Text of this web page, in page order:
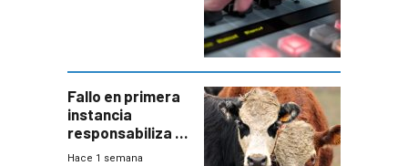
Fallo en primera
instancia
responsabiliza al
Estado por falta
Hace 1 semana